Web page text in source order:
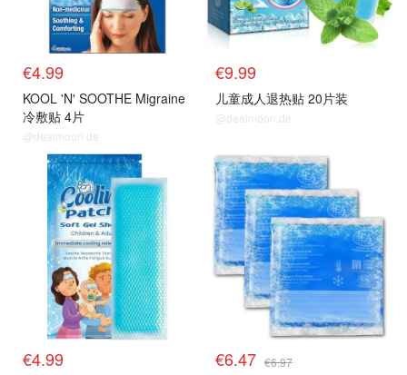
€4.99
KOOL 'N' SOOTHE Migraine
冷敷贴 4片
@dealmoon.de
€9.99
儿童成人退热贴 20片装
@dealmoon.de
€4.99 €6.47 €6.97